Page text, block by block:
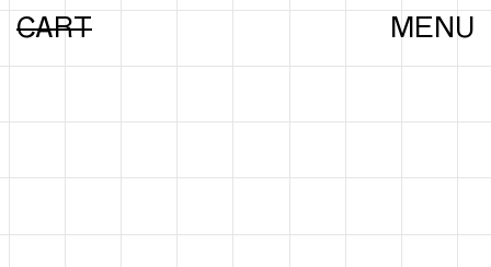
CART MENU